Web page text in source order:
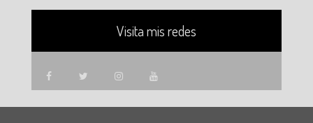
Visita mis redes